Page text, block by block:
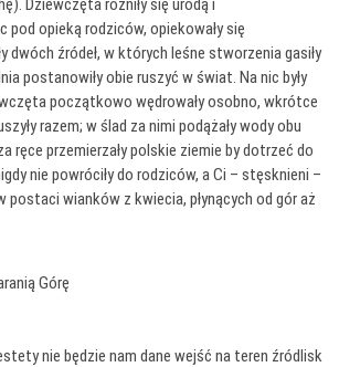
Dziewczęta różniły się urodą i
pod opieką rodziców, opiekowały się
dwóch źródeł, w których leśne stworzenia gasiły
postanowiły obie ruszyć w świat. Na nic były
początkowo wędrowały osobno, wkrótce
razem; w ślad za nimi podążały wody obu
ręce przemierzały polskie ziemie by dotrzeć do
nie powróciły do rodziców, a Ci – stęsknieni –
postaci wianków z kwiecia, płynących od gór aż
Górę
nie będzie nam dane wejść na teren źródlisk